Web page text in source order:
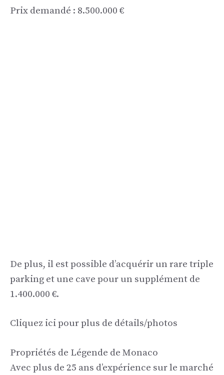
Prix ​​demandé : 8.500.000 €
De plus, il est possible d’acquérir un rare triple
parking et une cave pour un supplément de
1.400.000 €.
Cliquez ici pour plus de détails/photos
Propriétés de Légende de Monaco
Avec plus de 25 ans d’expérience sur le marché